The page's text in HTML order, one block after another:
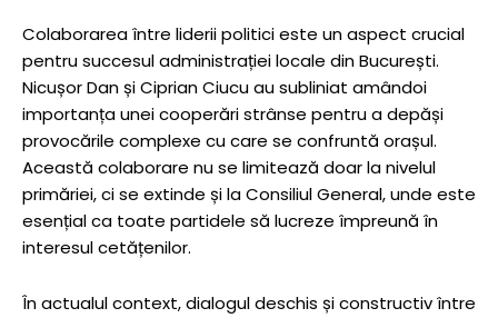
Colaborarea între liderii politici este un aspect crucial
pentru succesul administrației locale din București.
Nicușor Dan și Ciprian Ciucu au subliniat amândoi
importanța unei cooperări strânse pentru a depăși
provocările complexe cu care se confruntă orașul.
Această colaborare nu se limitează doar la nivelul
primăriei, ci se extinde și la Consiliul General, unde este
esențial ca toate partidele să lucreze împreună în
interesul cetățenilor.
În actualul context, dialogul deschis și constructiv între